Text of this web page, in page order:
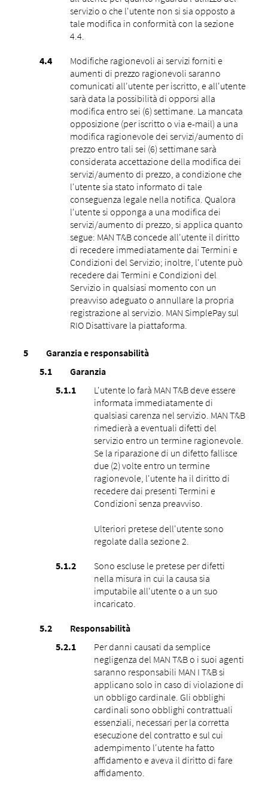
servizio o che l'utente non si sia opposto a
tale modifica in conformità con la sezione
4.4.
Modifiche ragionevoli ai servizi forniti e
aumenti di prezzo ragionevoli saranno
comunicati all'utente per iscritto, e all'utente
sarà data la possibilità di opporsi alla
modifica entro sei (6) settimane. La mancata
opposizione (per iscritto o via e-mail) a una
modifica ragionevole dei servizi/aumento di
prezzo entro tali sei (6) settimane sarà
considerata accettazione della modifica dei
servizi/aumento di prezzo, a condizione che
l'utente sia stato informato di tale
conseguenza legale nella notifica. Qualora
l'utente si opponga a una modifica dei
servizi/aumento di prezzo, si applica quanto
segue: MAN T&B concede all'utente il diritto
di recedere immediatamente dai Termini e
Condizioni del Servizio; inoltre, l'utente può
recedere dai Termini e Condizioni del
Servizio in qualsiasi momento con un
preavviso adeguato o annullare la propria
registrazione al servizio. MAN SimplePay sul
RIO Disattivare la piattaforma.
Garanzia e responsabilità
Garanzia
L'utente lo farà MAN T&B deve essere
informata immediatamente di
qualsiasi carenza nel servizio. MAN T&B
rimedierà a eventuali difetti del
servizio entro un termine ragionevole.
Se la riparazione di un difetto fallisce
due (2) volte entro un termine
ragionevole, l'utente ha il diritto di
recedere dai presenti Termini e
Condizioni senza preavviso.
Ulteriori pretese dell'utente sono
regolate dalla sezione 2.
Sono escluse le pretese per difetti
nella misura in cui la causa sia
imputabile all'utente o a un suo
incaricato.
Responsabilità
Per danni causati da semplice
negligenza del MAN T&B o i suoi agenti
saranno responsabili MAN I T&B si
applicano solo in caso di violazione di
un obbligo cardinale. Gli obblighi
cardinali sono obblighi contrattuali
essenziali, necessari per la corretta
esecuzione del contratto e sul cui
adempimento l'utente ha fatto
affidamento e aveva il diritto di fare
affidamento.